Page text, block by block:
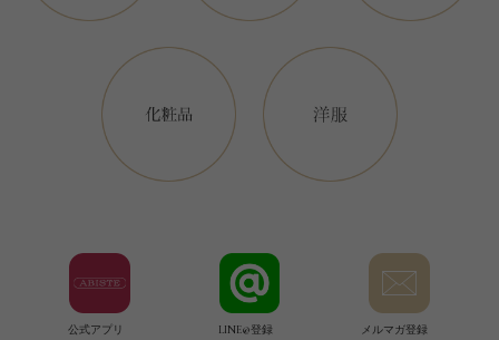
公式アプリ LINE@登録 メルマガ登録